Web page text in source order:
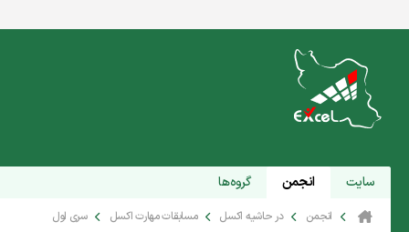
سایت انجمن گروه‌ها
انجمن در حاشیه اکسل مسابقات مهارت اکسل سری اول